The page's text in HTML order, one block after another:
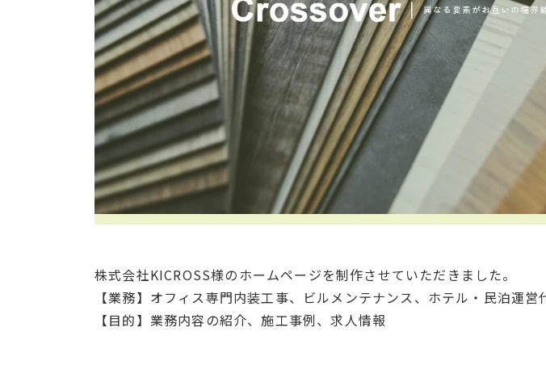
株式会社KICROSS様のホームページを制作させていただきました。
【業務】オフィス専門内装工事、ビルメンテナンス、ホテル・民泊運営
【目的】業務内容の紹介、施工事例、求人情報